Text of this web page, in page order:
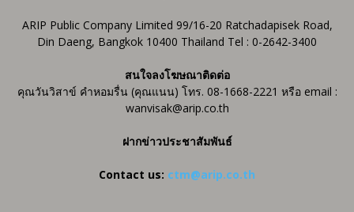
ARIP Public Company Limited 99/16-20 Ratchadapisek Road,
Din Daeng, Bangkok 10400 Thailand Tel : 0-2642-3400
สนใจลงโฆษณาติดต่อ
คุณวันวิสาข์ คำหอมรื่น (คุณแนน) โทร. 08-1668-2221 หรือ email :
wanvisak@arip.co.th
ฝากข่าวประชาสัมพันธ์
Contact us: ctm@arip.co.th